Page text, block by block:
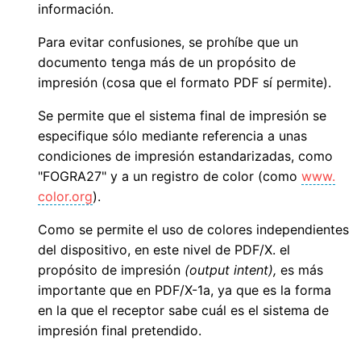
información.
Para evitar confusiones, se prohíbe que un
documento tenga más de un propósito de
impresión (cosa que el formato PDF sí permite).
Se permite que el sistema final de impresión se
especifique sólo mediante referencia a unas
condiciones de impresión estandarizadas, como
"FOGRA27" y a un registro de color (como www.
color.org).
Como se permite el uso de colores independientes
del dispositivo, en este nivel de PDF/X. el
propósito de impresión (output intent), es más
importante que en PDF/X-1a, ya que es la forma
en la que el receptor sabe cuál es el sistema de
impresión final pretendido.